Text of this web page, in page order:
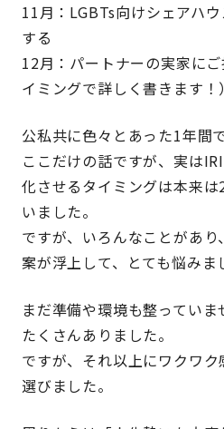
11月：LGBTs向けシェアハ
する
12月：パートナーの実家に
イミングで詳しく書きます！）
公私共に色々とあった1年間
ここだけの話ですが、実は
化させるタイミングは本来
いました。
ですが、いろんなことがあ
案が浮上して、とても悩みま
まだ準備や環境も整ってい
たくさんありました。
ですが、それ以上にワクワ
選びました。